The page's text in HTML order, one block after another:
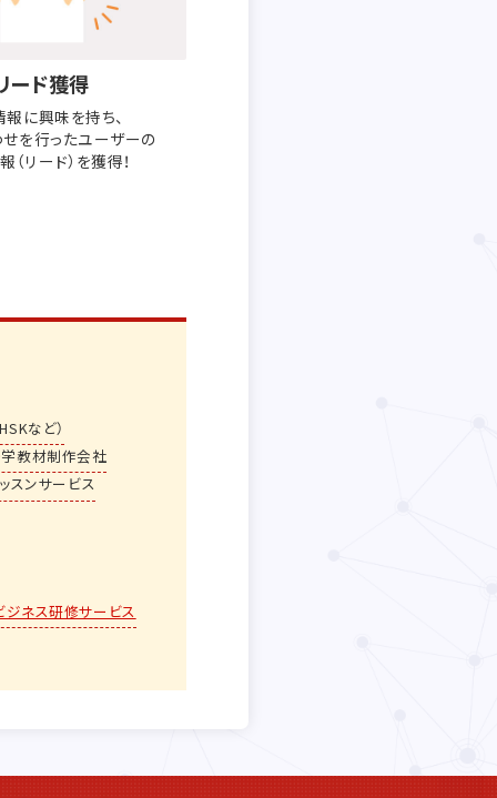
ード獲得
に興味を持ち、
を行ったユーザーの
（リード）を獲得！
など）
教材制作会社
スンサービス
ジネス研修サービス